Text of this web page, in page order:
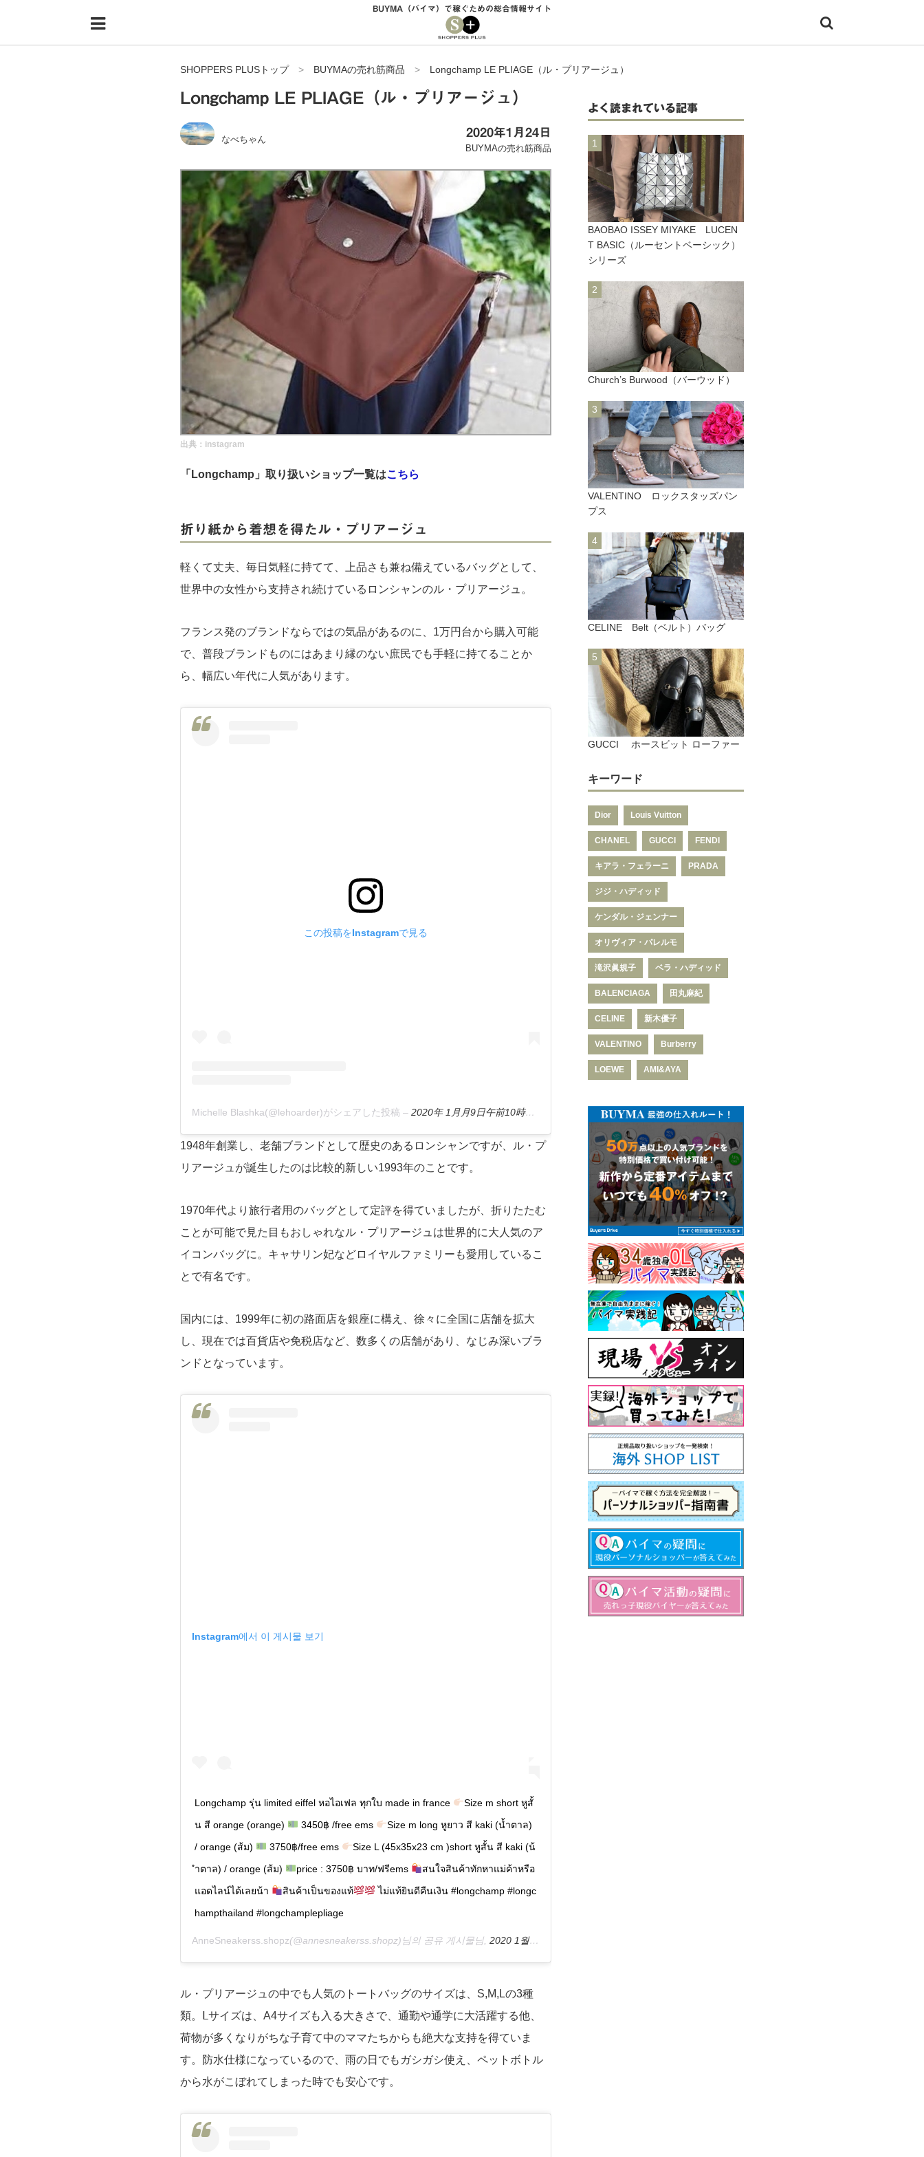
HOME
無在庫で自由気ままに稼ぐ！バイマ実践記
バイマの疑問に現役パーソナルショッパーが答えてみた
バイマ活動の疑問に売れっ子現役バイヤーが答えてみた
BUYMA（バイマ）で稼ぐための総合情報サイト
SHOPPERS PLUSトップ> BUYMAの売れ筋商品 > Longchamp LE PLIAGE（ル・プリアージュ）
Longchamp LE PLIAGE（ル・プリアージュ）
なべちゃん
2020年1月24日
BUYMAの売れ筋商品
出典： instagram
「Longchamp」取り扱いショップ一覧はこちら
折り紙から着想を得たル・プリアージュ
軽くて丈夫、毎日気軽に持てて、上品さも兼ね備えているバッグとして、
世界中の女性から支持され続けているロンシャンのル・プリアージュ。
フランス発のブランドならではの気品があるのに、1万円台から購入可能
で、普段ブランドものにはあまり縁のない庶民でも手軽に持てることか
ら、幅広い年代に人気があります。
この投稿をInstagramで見る
Michelle Blashka(@lehoarder)がシェアした投稿 – 2020年 1月月9日午前10時19分PST
1948年創業し、老舗ブランドとして歴史のあるロンシャンですが、ル・プ
リアージュが誕生したのは比較的新しい1993年のことです。
1970年代より旅行者用のバッグとして定評を得ていましたが、折りたたむ
ことが可能で見た目もおしゃれなル・プリアージュは世界的に大人気のア
イコンバッグに。キャサリン妃などロイヤルファミリーも愛用しているこ
とで有名です。
国内には、1999年に初の路面店を銀座に構え、徐々に全国に店舗を拡大
し、現在では百貨店や免税店など、数多くの店舗があり、なじみ深いブラ
ンドとなっています。
Instagram에서 이 게시물 보기
Longchamp รุ่น limited eiffel หอไอเฟล ทุกใบ made in france
Size m short หูสั้
น สี orange (orange)
3450฿ /free ems
Size m long หูยาว สี kaki (น้ำตาล)
/ orange (ส้ม)
3750฿/free ems
Size L (45x35x23 cm )short หูสั้น สี kaki (น้
ำตาล) / orange (ส้ม)
price : 3750฿ บาท/ฟรีems
สนใจสินค้าทักหาแม่ค้าหรือ
แอดไลน์ได้เลยน้า
สินค้าเป็นของแท้
ไม่แท้ยินดีคืนเงิน #longchamp #longc
hampthailand #longchamplepliage
AnneSneakerss.shopz(@annesneakerss.shopz)님의 공유 게시물님, 2020 1월 21 8:17오후 PST
ル・プリアージュの中でも人気のトートバッグのサイズは、S,M,Lの3種
類。Ⅼサイズは、A4サイズも入る大きさで、通勤や通学に大活躍する他、
荷物が多くなりがちな子育て中のママたちからも絶大な支持を得ていま
す。防水仕様になっているので、雨の日でもガシガシ使え、ペットボトル
から水がこぼれてしまった時でも安心です。
よく読まれている記事
BAOBAO ISSEY MIYAKE LUCEN
T BASIC（ルーセントベーシック）
シリーズ
Church’s Burwood（バーウッド）
VALENTINO ロックスタッズパン
プス
CELINE Belt（ベルト）バッグ
GUCCI ホースビット ローファー
キーワード
Dior Louis Vuitton
CHANEL GUCCI FENDI
キアラ・フェラーニ PRADA
ジジ・ハディッド
ケンダル・ジェンナー
オリヴィア・パレルモ
滝沢眞規子 ベラ・ハディッド
BALENCIAGA 田丸麻紀
CELINE 新木優子
VALENTINO Burberry
LOEWE AMI&AYA